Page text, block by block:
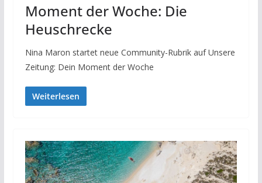
Moment der Woche: Die
Heuschrecke
Nina Maron startet neue Community-Rubrik auf Unsere
Zeitung: Dein Moment der Woche
Weiterlesen